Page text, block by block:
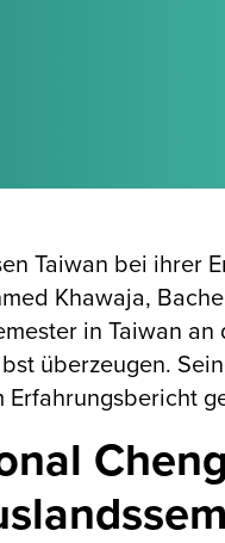
Taiwan bei ihrer
Khawaja,
in Taiwan an
überzeugen.
Erfahrungsbericht